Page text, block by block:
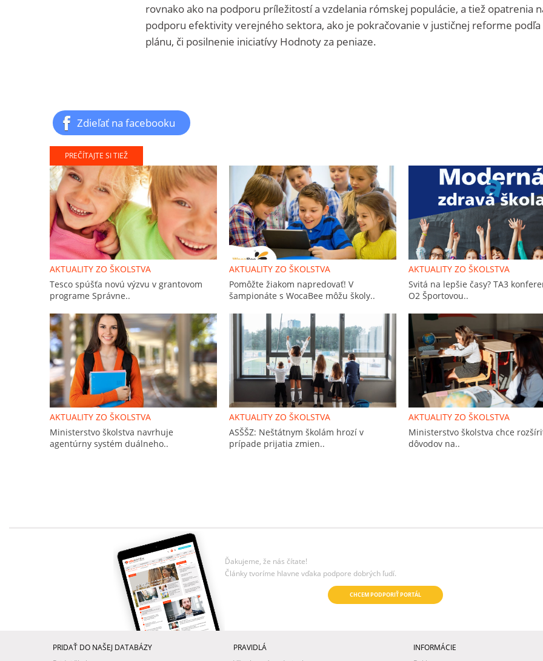
rovnako ako na podporu príležitostí a vzdelania rómskej populácie, a tiež opatrenia
podporu efektivity verejného sektora, ako je pokračovanie v justičnej reforme podľa
plánu, či posilnenie iniciatívy Hodnoty za peniaze.
Zdieľať na facebooku
PREČÍTAJTE SI TIEŽ
AKTUALITY ZO ŠKOLSTVA
Tesco spúšťa novú výzvu v grantovom
programe Správne..
AKTUALITY ZO ŠKOLSTVA
Pomôžte žiakom napredovať! V
šampionáte s WocaBee môžu školy..
AKTUALITY ZO ŠKOLSTVA
Svitá na lepšie časy? TA3
O2 Športovou..
AKTUALITY ZO ŠKOLSTVA
Ministerstvo školstva navrhuje
agentúrny systém duálneho..
AKTUALITY ZO ŠKOLSTVA
ASŠŠZ: Neštátnym školám hrozí v
prípade prijatia zmien..
AKTUALITY ZO ŠKOLSTVA
Ministerstvo školstva chce
dôvodov na..
Ďakujeme, že nás čítate!
Články tvoríme hlavne vďaka podpore dobrých ľudí.
CHCEM PODPORIŤ PORTÁL
PRIDAŤ DO NAŠEJ DATABÁZY
PRAVIDLÁ
INFORMÁCIE